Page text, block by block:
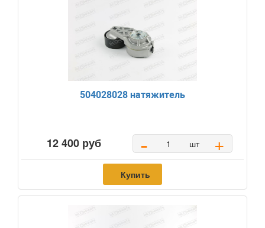
504028028 натяжитель
12 400 руб - шт +
Купить